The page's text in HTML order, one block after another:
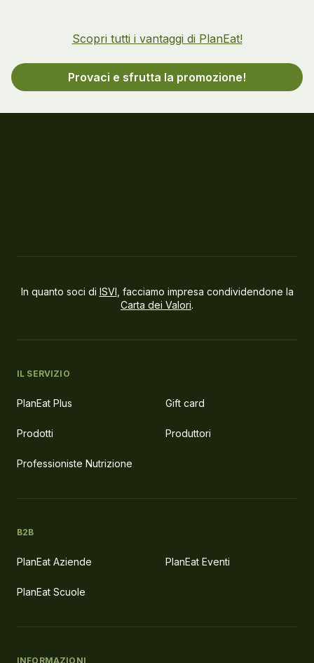
Scopri tutti i vantaggi di PlanEat!
Provaci e sfrutta la promozione!
In quanto soci di ISVI , facciamo impresa condividendone la
Carta dei Valori.
IL SERVIZIO
PlanEat Plus Gift card
Prodotti Produttori
Professioniste Nutrizione
B2B
PlanEat Aziende PlanEat Eventi
PlanEat Scuole
INFORMAZIONI